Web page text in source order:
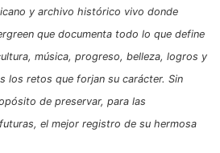
y archivo histórico vivo donde
que documenta todo lo que define
música, progreso, belleza, logros y
retos que forjan su carácter. Sin
de preservar, para las
el mejor registro de su hermosa